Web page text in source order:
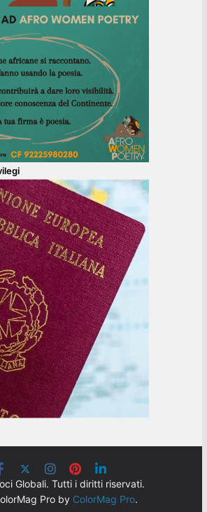
Globali. Tutti i diritti riservati.
Pro by ColorMag Pro.